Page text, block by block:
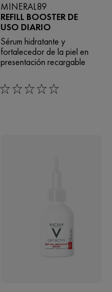
MINERAL89
REFILL BOOSTER DE
USO DIARIO
Sérum hidratante y
fortalecedor de la piel en
presentación recargable
0/5